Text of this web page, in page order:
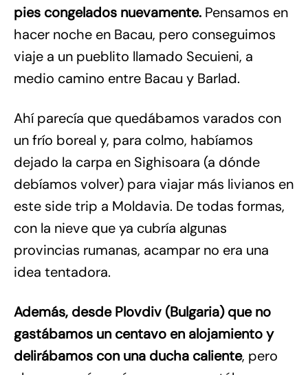
pies congelados nuevamente. Pensamos en
hacer noche en Bacau, pero conseguimos
viaje a un pueblito llamado Secuieni, a
medio camino entre Bacau y Barlad.
Ahí parecía que quedábamos varados con
un frío boreal y, para colmo, habíamos
dejado la carpa en Sighisoara (a dónde
debíamos volver) para viajar más livianos en
este side trip a Moldavia. De todas formas,
con la nieve que ya cubría algunas
provincias rumanas, acampar no era una
idea tentadora.
Además, desde Plovdiv (Bulgaria) que no
gastábamos un centavo en alojamiento y
delirábamos con una ducha caliente, pero